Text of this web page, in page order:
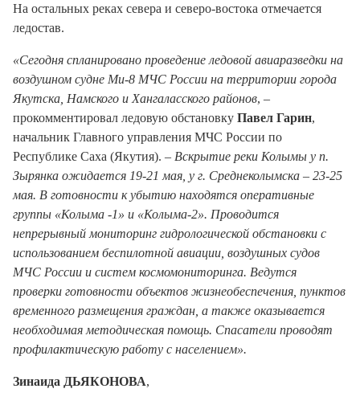
На остальных реках севера и северо-востока отмечается
ледостав.
«Сегодня спланировано проведение ледовой авиаразведки на
воздушном судне Ми-8 МЧС России на территории города
Якутска, Намского и Хангаласского районов, –
прокомментировал ледовую обстановку Павел Гарин,
начальник Главного управления МЧС России по
Республике Саха (Якутия). – Вскрытие реки Колымы у п.
Зырянка ожидается 19-21 мая, у г. Среднеколымска – 23-25
мая. В готовности к убытию находятся оперативные
группы «Колыма -1» и «Колыма-2». Проводится
непрерывный мониторинг гидрологической обстановки с
использованием беспилотной авиации, воздушных судов
МЧС России и систем космомониторинга. Ведутся
проверки готовности объектов жизнеобеспечения, пунктов
временного размещения граждан, а также оказывается
необходимая методическая помощь. Спасатели проводят
профилактическую работу с населением».
Зинаида ДЬЯКОНОВА,